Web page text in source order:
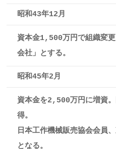
昭和43年12月
資本金1,500万円で組織変
会社」とする。
昭和45年2月
資本金を2,500万円に増資
得。
日本工作機械販売協会会員
となる。